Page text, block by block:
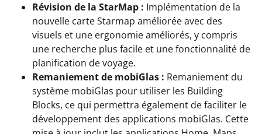
Révision de la StarMap : Implémentation de la
nouvelle carte Starmap améliorée avec des
visuels et une ergonomie améliorés, y compris
une recherche plus facile et une fonctionnalité de
planification de voyage.
Remaniement de mobiGlas : Remaniement du
système mobiGlas pour utiliser les Building
Blocks, ce qui permettra également de faciliter le
développement des applications mobiGlas. Cette